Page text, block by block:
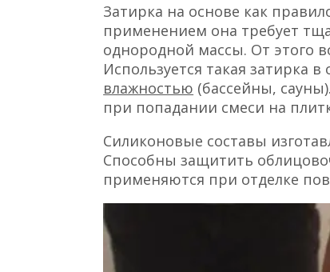
Затирка на основе как
применением она требует
однородной массы. От этого
Используется такая затирка
влажностью (бассейны,
при попадании смеси на
Силиконовые составы
Способны защитить
применяются при отделке